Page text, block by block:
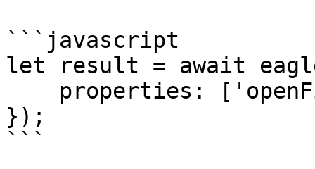
```javascript
let result = await
});
```